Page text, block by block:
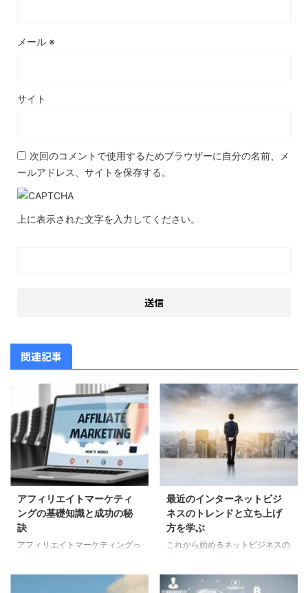
メール ※
サイト
次回のコメントで使用するためブラウザーに自分の名前、メ
ールアドレス、サイトを保存する。
上に表示された文字を入力してください。
関連記事
アフィリエイトマーケティ
ングの基礎知識と成功の秘
訣
アフィリエイトマーケティングっ
最近のインターネットビジネス界
隈で非常に人気のある手法なんで
最近のインターネットビジ
ネスのトレンドと立ち上げ
方を学ぶ
これから始めるネットビジネスの
ーネットビジネスは、今や多くの
人が収入を得るための主要な手段